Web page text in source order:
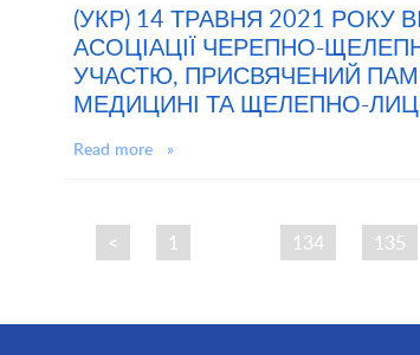
(УКР) 14 ТРАВНЯ 2021 РОКУ
АСОЦІАЦІЇ ЧЕРЕПНО-
УЧАСТЮ, ПРИСВЯЧЕНИЙ
МЕДИЦИНІ ТА ЩЕЛЕПНО-
Read more »
< 1 134 135